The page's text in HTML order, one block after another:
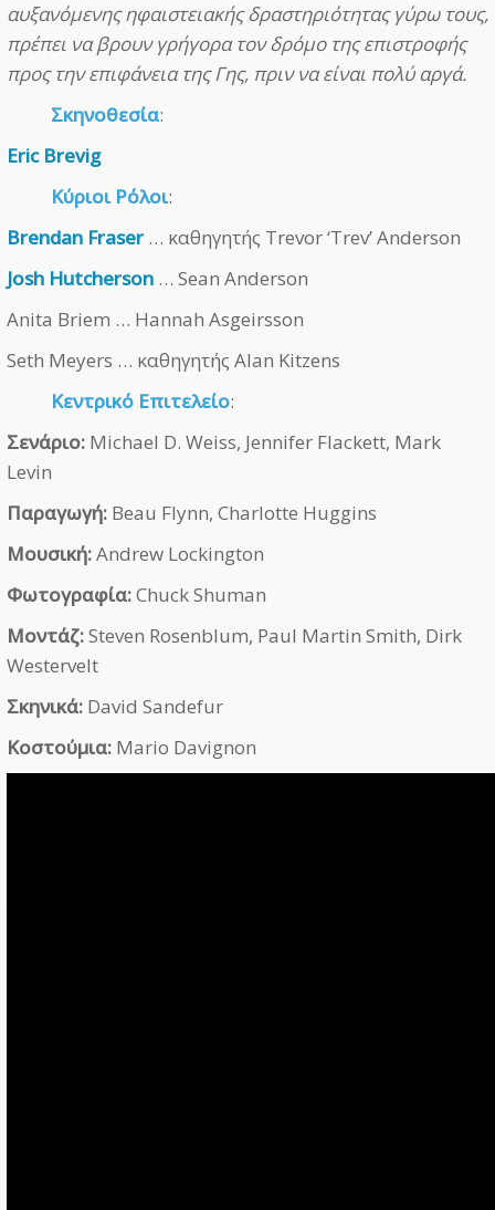
αυξανόμενης ηφαιστειακής δραστηριότητας γύρω τους,
πρέπει να βρουν γρήγορα τον δρόμο της επιστροφής
προς την επιφάνεια της Γης, πριν να είναι πολύ αργά.
Σκηνοθεσία:
Eric Brevig
Κύριοι Ρόλοι:
Brendan Fraser … καθηγητής Trevor ‘Trev’ Anderson
Josh Hutcherson … Sean Anderson
Anita Briem … Hannah Asgeirsson
Seth Meyers … καθηγητής Alan Kitzens
Κεντρικό Επιτελείο:
Σενάριο: Michael D. Weiss, Jennifer Flackett, Mark
Levin
Παραγωγή: Beau Flynn, Charlotte Huggins
Μουσική:Andrew Lockington
Φωτογραφία:Chuck Shuman
Μοντάζ:Steven Rosenblum, Paul Martin Smith, Dirk
Westervelt
Σκηνικά: David Sandefur
Κοστούμια: Mario Davignon